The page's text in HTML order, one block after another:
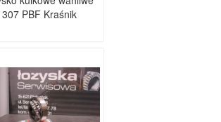
PBF Kraśnik